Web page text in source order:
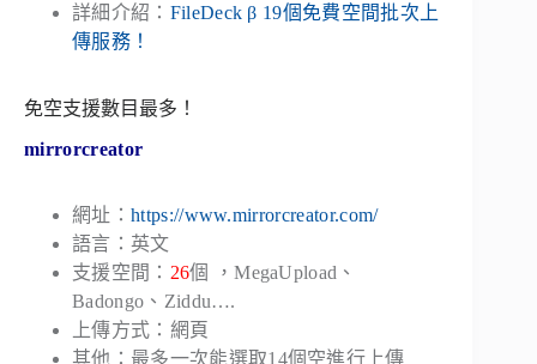
詳細介紹： FileDeck β 19個免費空間批次上
傳服務！
免空支援數目最多！
mirrorcreator
網址： https://www.mirrorcreator.com/
語言：英文
支援空間： 26個 ，MegaUpload、
Badongo、Ziddu….
上傳方式：網頁
其他：最多一次能選取14個空進行上傳